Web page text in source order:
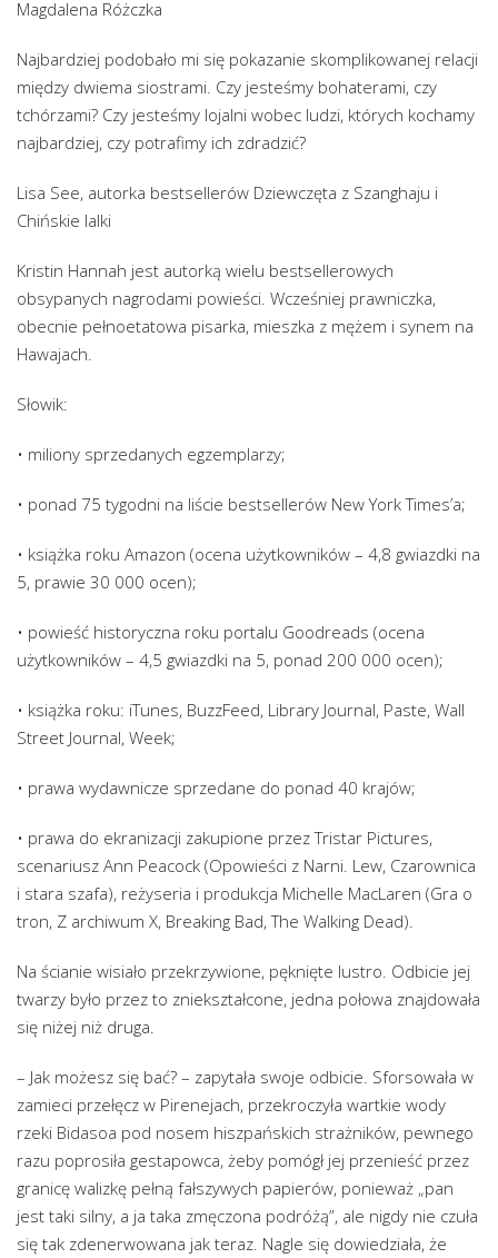
Magdalena Różczka
Najbardziej podobało mi się pokazanie skomplikowanej relacji
między dwiema siostrami. Czy jesteśmy bohaterami, czy
tchórzami? Czy jesteśmy lojalni wobec ludzi, których kochamy
najbardziej, czy potrafimy ich zdradzić?
Lisa See, autorka bestsellerów Dziewczęta z Szanghaju i
Chińskie lalki
Kristin Hannah jest autorką wielu bestsellerowych
obsypanych nagrodami powieści. Wcześniej prawniczka,
obecnie pełnoetatowa pisarka, mieszka z mężem i synem na
Hawajach.
Słowik:
• miliony sprzedanych egzemplarzy;
• ponad 75 tygodni na liście bestsellerów New York Times’a;
• książka roku Amazon (ocena użytkowników – 4,8 gwiazdki na
5, prawie 30 000 ocen);
• powieść historyczna roku portalu Goodreads (ocena
użytkowników – 4,5 gwiazdki na 5, ponad 200 000 ocen);
• książka roku: iTunes, BuzzFeed, Library Journal, Paste, Wall
Street Journal, Week;
• prawa wydawnicze sprzedane do ponad 40 krajów;
• prawa do ekranizacji zakupione przez Tristar Pictures,
scenariusz Ann Peacock (Opowieści z Narni. Lew, Czarownica
i stara szafa), reżyseria i produkcja Michelle MacLaren (Gra o
tron, Z archiwum X, Breaking Bad, The Walking Dead).
Na ścianie wisiało przekrzywione, pęknięte lustro. Odbicie jej
twarzy było przez to zniekształcone, jedna połowa znajdowała
się niżej niż druga.
– Jak możesz się bać? – zapytała swoje odbicie. Sforsowała w
zamieci przełęcz w Pirenejach, przekroczyła wartkie wody
rzeki Bidasoa pod nosem hiszpańskich strażników, pewnego
razu poprosiła gestapowca, żeby pomógł jej przenieść przez
granicę walizkę pełną fałszywych papierów, ponieważ „pan
jest taki silny, a ja taka zmęczona podróżą”, ale nigdy nie czuła
się tak zdenerwowana jak teraz. Nagle się dowiedziała, że